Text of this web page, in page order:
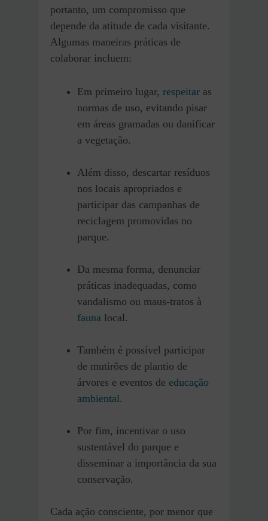
portanto, um compromisso que
depende da atitude de cada visitante.
Algumas maneiras práticas de
colaborar incluem:
Em primeiro lugar, respeitar as
normas de uso, evitando pisar
em áreas gramadas ou danificar
a vegetação.
Além disso, descartar resíduos
nos locais apropriados e
participar das campanhas de
reciclagem promovidas no
parque.
Da mesma forma, denunciar
práticas inadequadas, como
vandalismo ou maus-tratos à
fauna local.
Também é possível participar
de mutirões de plantio de
árvores e eventos de educação
ambiental.
Por fim, incentivar o uso
sustentável do parque e
disseminar a importância da sua
conservação.
Cada ação consciente, por menor que